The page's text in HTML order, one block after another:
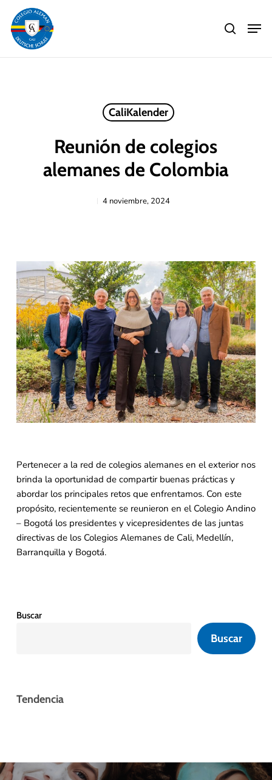
main
content
search
CaliKalender
Reunión de colegios
alemanes de Colombia
4 noviembre, 2024
Pertenecer a la red de colegios alemanes en el exterior nos
brinda la oportunidad de compartir buenas prácticas y
abordar los principales retos que enfrentamos. Con este
propósito, recientemente se reunieron en el Colegio Andino
– Bogotá los presidentes y vicepresidentes de las juntas
directivas de los Colegios Alemanes de Cali, Medellín,
Barranquilla y Bogotá.
Buscar
Buscar
Tendencia